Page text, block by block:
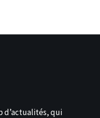
d’actualités, qui